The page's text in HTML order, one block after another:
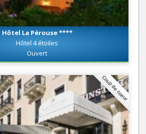
Hôtel La Pérouse ****
Hôtel 4 étoiles
Ouvert
Coup de coeur